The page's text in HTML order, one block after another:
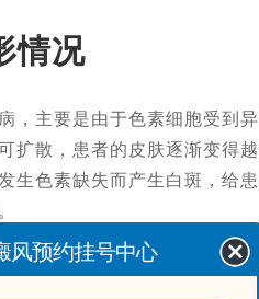
情况
，主要是由于色素细胞受到
扩散，患者的皮肤逐渐变得
生色素缺失而产生白斑，给
和护理
风预约挂号中心